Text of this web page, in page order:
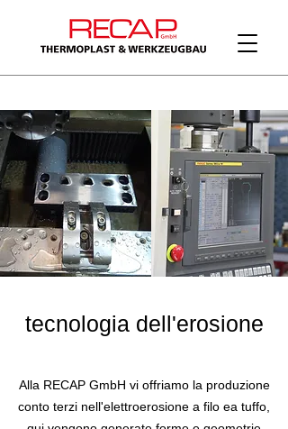
tecnologia dell'erosione
Alla RECAP GmbH vi offriamo la produzione
conto terzi nell'elettroerosione a filo ea tuffo,